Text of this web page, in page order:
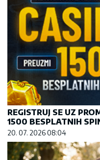
REGISTRUJ SE UZ
1500 BESPLATNIH
20. 07. 2026 08:04